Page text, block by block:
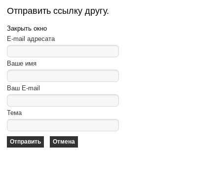
Отправить ссылку другу.
Закрыть окно
E-mail адресата
Ваше имя
Ваш E-mail
Тема
Отправить Отмена